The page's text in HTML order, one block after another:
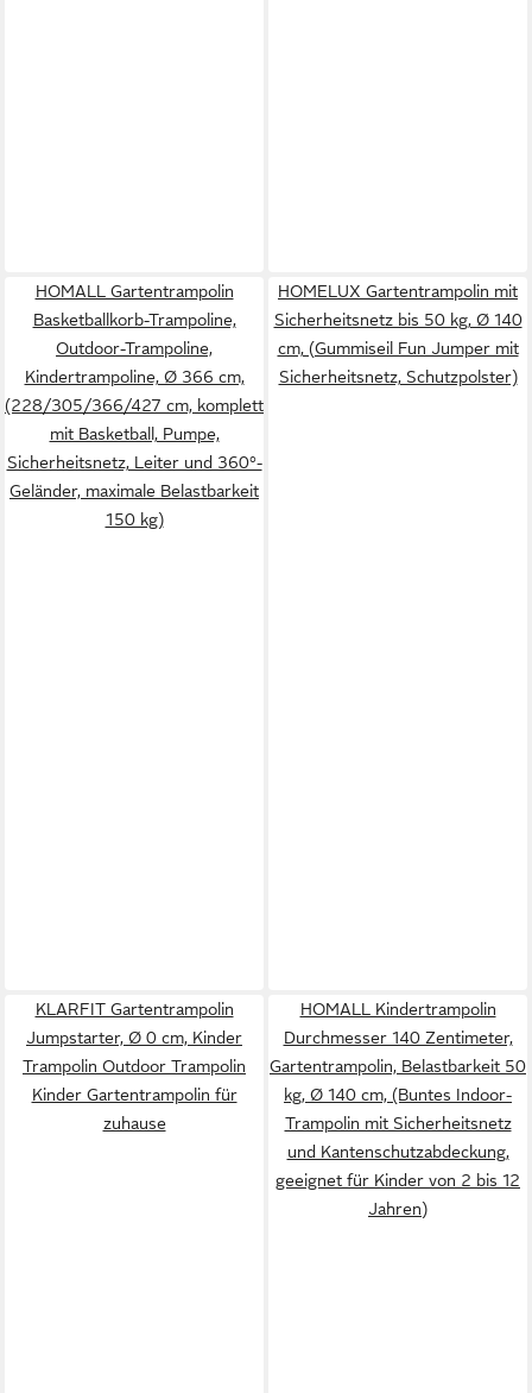
HOMALL Gartentrampolin
Basketballkorb-Trampoline,
Outdoor-Trampoline,
Kindertrampoline, Ø 366 cm,
(228/305/366/427 cm, komplett
mit Basketball, Pumpe,
Sicherheitsnetz, Leiter und 360°-
Geländer, maximale Belastbarkeit
150 kg)
HOMELUX Gartentrampolin mit
Sicherheitsnetz bis 50 kg, Ø 140
cm, (Gummiseil Fun Jumper mit
Sicherheitsnetz, Schutzpolster)
KLARFIT Gartentrampolin
Jumpstarter, Ø 0 cm, Kinder
Trampolin Outdoor Trampolin
Kinder Gartentrampolin für
zuhause
HOMALL Kindertrampolin
Durchmesser 140 Zentimeter,
Gartentrampolin, Belastbarkeit 50
kg, Ø 140 cm, (Buntes Indoor-
Trampolin mit Sicherheitsnetz
und Kantenschutzabdeckung,
geeignet für Kinder von 2 bis 12
Jahren)